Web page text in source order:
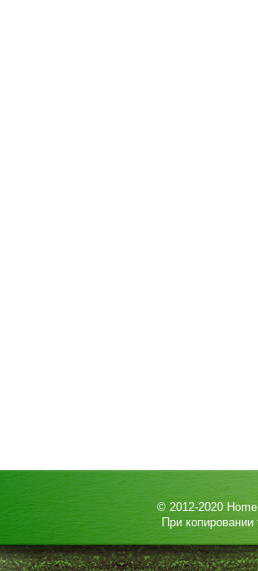
© 2012-2020
При